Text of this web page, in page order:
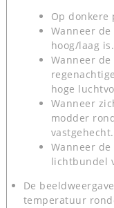
Op donkere
Wanneer
hoog/laag is.
Wanneer
hoge
Wanneer
modder
vastgehecht.
Wanneer
lichtbundel
De
temperatuur